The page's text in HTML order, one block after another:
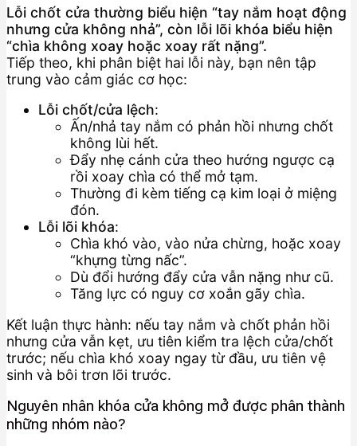
Lỗi chốt cửa thường biểu hiện “tay nắm hoạt động
nhưng cửa không nhả”, còn lỗi lõi khóa biểu hiện
“chìa không xoay hoặc xoay rất nặng”.
Tiếp theo, khi phân biệt hai lỗi này, bạn nên tập
trung vào cảm giác cơ học:
Lỗi chốt/cửa lệch:
Ấn/nhả tay nắm có phản hồi nhưng chốt
không lùi hết.
Đẩy nhẹ cánh cửa theo hướng ngược cạ
rồi xoay chìa có thể mở tạm.
Thường đi kèm tiếng cạ kim loại ở miệng
đón.
Lỗi lõi khóa:
Chìa khó vào, vào nửa chừng, hoặc xoay
“khựng từng nấc”.
Dù đổi hướng đẩy cửa vẫn nặng như cũ.
Tăng lực có nguy cơ xoắn gãy chìa.
Kết luận thực hành: nếu tay nắm và chốt phản hồi
nhưng cửa vẫn kẹt, ưu tiên kiểm tra lệch cửa/chốt
trước; nếu chìa khó xoay ngay từ đầu, ưu tiên vệ
sinh và bôi trơn lõi trước.
Nguyên nhân khóa cửa không mở được phân thành
những nhóm nào?